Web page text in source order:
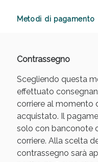
Metodi di pagamento
Contrassegno
Scegliendo questa
effettuato
corriere al momento
acquistato. Il
solo con banconote
corriere. Alla scelta
contrassegno sarà